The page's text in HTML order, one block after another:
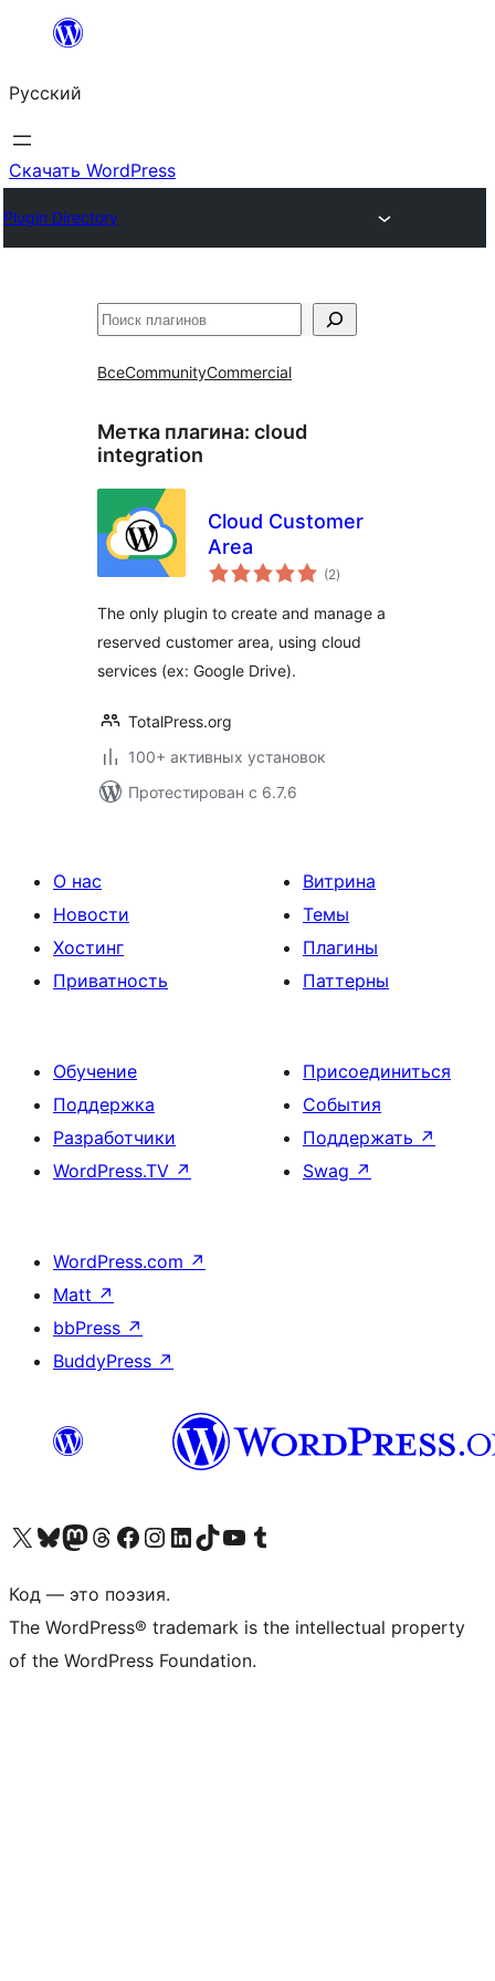
Перейти
содержимому
Русский
Скачать WordPress
Plugin Directory
Поиск
ВсеCommunityCommercial
Метка плагина: cloud
integration
Cloud Customer
Area
(2общий
рейтинг
)
The only plugin to create and manage a
reserved customer area, using cloud
services (ex: Google Drive).
TotalPress.org
100+ активных установок
Протестирован с 6.7.6
О нас
Новости
Хостинг
Приватность
Витрина
Темы
Плагины
Паттерны
Обучение
Поддержка
Разработчики
WordPress.TV ↗
Присоединиться
События
Поддержать ↗
Swag ↗
WordPress.com ↗
Matt ↗
bbPress ↗
BuddyPress ↗
Посетите нас в X (ранее Twitter)
Посетите нашу учётную запись в Bluesky
Посетите нашу ленту в Mastodon
Посетите нашу учётную запись в Threads
Посетите нашу страницу на Facebook
Посетите наш Instagram
Посетите нашу страницу в LinkedIn
Посетите нашу учётную запись в TikTok
Посетите наш канал YouTube
Посетите нашу учётную запись в Tumblr
Код — это поэзия.
The WordPress® trademark is the intellectual property
of the WordPress Foundation.